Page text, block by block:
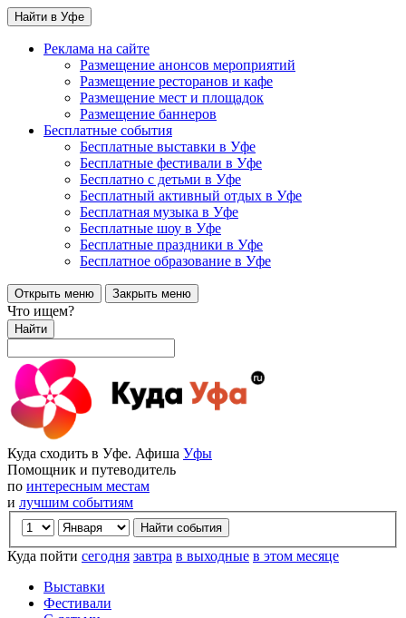
Найти в Уфе
Реклама на сайте
Размещение анонсов мероприятий
Размещение ресторанов и кафе
Размещение мест и площадок
Размещение баннеров
Бесплатные события
Бесплатные выставки в Уфе
Бесплатные фестивали в Уфе
Бесплатно с детьми в Уфе
Бесплатный активный отдых в Уфе
Бесплатная музыка в Уфе
Бесплатные шоу в Уфе
Бесплатные праздники в Уфе
Бесплатное образование в Уфе
Открыть меню Закрыть меню
Что ищем?
Найти
Куда сходить в Уфе. Афиша Уфы
Помощник и путеводитель
по интересным местам
и лучшим событиям
Куда пойти сегодня завтра в выходные в этом месяце
Выставки
Фестивали